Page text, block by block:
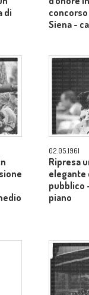
di
Siena -
02.05.1961
Ripresa
elegante
pubblico
piano